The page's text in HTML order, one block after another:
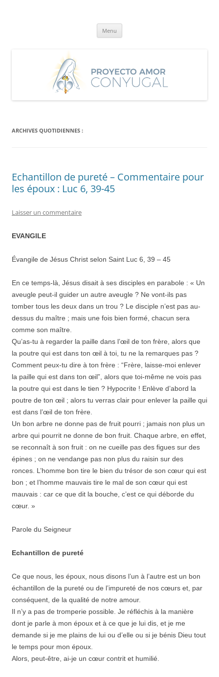
Menu
ARCHIVES QUOTIDIENNES :
Echantillon de pureté – Commentaire pour
les époux : Luc 6, 39-45
Laisser un commentaire
EVANGILE
Évangile de Jésus Christ selon Saint Luc 6, 39 – 45
En ce temps-là, Jésus disait à ses disciples en parabole : « Un
aveugle peut-il guider un autre aveugle ? Ne vont-ils pas
tomber tous les deux dans un trou ? Le disciple n’est pas au-
dessus du maître ; mais une fois bien formé, chacun sera
comme son maître.
Qu’as-tu à regarder la paille dans l’œil de ton frère, alors que
la poutre qui est dans ton œil à toi, tu ne la remarques pas ?
Comment peux-tu dire à ton frère : “Frère, laisse-moi enlever
la paille qui est dans ton œil”, alors que toi-même ne vois pas
la poutre qui est dans le tien ? Hypocrite ! Enlève d’abord la
poutre de ton œil ; alors tu verras clair pour enlever la paille qui
est dans l’œil de ton frère.
Un bon arbre ne donne pas de fruit pourri ; jamais non plus un
arbre qui pourrit ne donne de bon fruit. Chaque arbre, en effet,
se reconnaît à son fruit : on ne cueille pas des figues sur des
épines ; on ne vendange pas non plus du raisin sur des
ronces. L’homme bon tire le bien du trésor de son cœur qui est
bon ; et l’homme mauvais tire le mal de son cœur qui est
mauvais : car ce que dit la bouche, c’est ce qui déborde du
cœur. »
Parole du Seigneur
Echantillon de pureté
Ce que nous, les époux, nous disons l’un à l’autre est un bon
échantillon de la pureté ou de l’impureté de nos cœurs et, par
conséquent, de la qualité de notre amour.
Il n’y a pas de tromperie possible. Je réfléchis à la manière
dont je parle à mon époux et à ce que je lui dis, et je me
demande si je me plains de lui ou d’elle ou si je bénis Dieu tout
le temps pour mon époux.
Alors, peut-être, ai-je un cœur contrit et humilié.